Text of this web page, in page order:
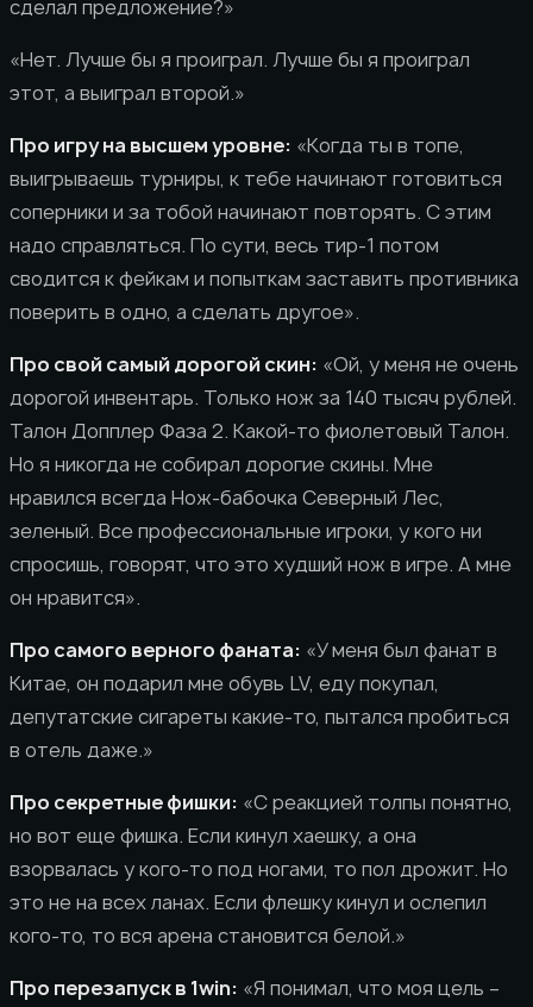
сделал предложение?»
«Нет. Лучше бы я проиграл. Лучше бы я проиграл
этот, а выиграл второй.»
Про игру на высшем уровне: «Когда ты в топе,
выигрываешь турниры, к тебе начинают готовиться
соперники и за тобой начинают повторять. С этим
надо справляться. По сути, весь тир-1 потом
сводится к фейкам и попыткам заставить противника
поверить в одно, а сделать другое».
Про свой самый дорогой скин: «Ой, у меня не очень
дорогой инвентарь. Только нож за 140 тысяч рублей.
Талон Допплер Фаза 2. Какой-то фиолетовый Талон.
Но я никогда не собирал дорогие скины. Мне
нравился всегда Нож-бабочка Северный Лес,
зеленый. Все профессиональные игроки, у кого ни
спросишь, говорят, что это худший нож в игре. А мне
он нравится».
Про самого верного фаната: «У меня был фанат в
Китае, он подарил мне обувь LV, еду покупал,
депутатские сигареты какие-то, пытался пробиться
в отель даже.»
Про секретные фишки: «С реакцией толпы понятно,
но вот еще фишка. Если кинул хаешку, а она
взорвалась у кого-то под ногами, то пол дрожит. Но
это не на всех ланах. Если флешку кинул и ослепил
кого-то, то вся арена становится белой.»
Про перезапуск в 1win: «Я понимал, что моя цель –